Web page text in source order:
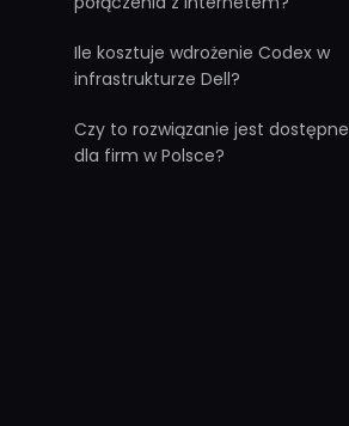
Ile kosztuje wdrożenie Codex w
infrastrukturze Dell?
Czy to rozwiązanie jest dostępne
dla firm w Polsce?